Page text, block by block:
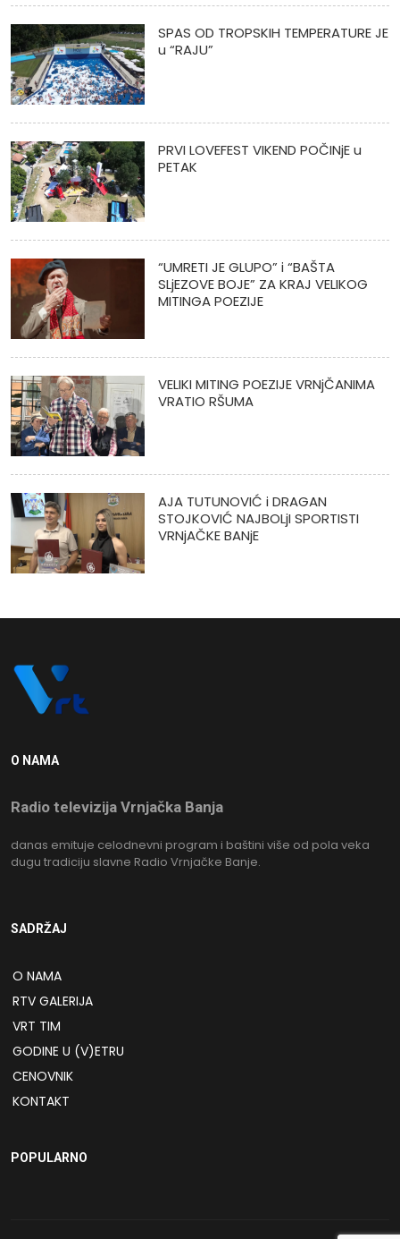
SPAS OD TROPSKIH TEMPERATURE JE
u “RAJU”
PRVI LOVEFEST VIKEND POČINjE u
PETAK
“UMRETI JE GLUPO” i “BAŠTA
SLjEZOVE BOJE” ZA KRAJ VELIKOG
MITINGA POEZIJE
VELIKI MITING POEZIJE VRNjČANIMA
VRATIO RŠUMA
AJA TUTUNOVIĆ i DRAGAN
STOJKOVIĆ NAJBOLjI SPORTISTI
VRNjAČKE BANjE
O NAMA
Radio televizija Vrnjačka Banja
danas emituje celodnevni program i baštini više od pola veka
dugu tradiciju slavne Radio Vrnjačke Banje.
SADRŽAJ
O NAMA
RTV GALERIJA
VRT TIM
GODINE U (V)ETRU
CENOVNIK
KONTAKT
POPULARNO